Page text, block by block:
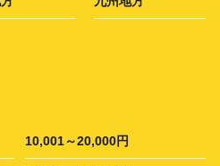
10,001～20,000円